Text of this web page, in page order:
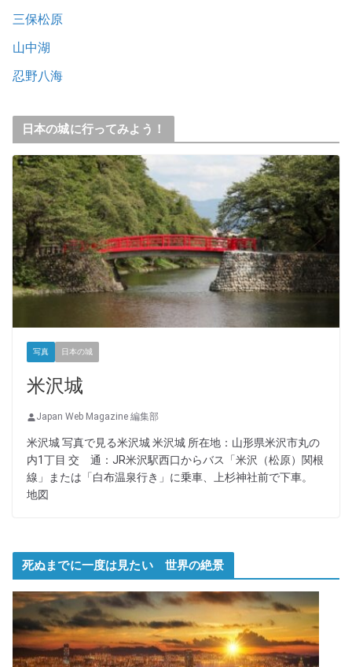
三保松原
山中湖
忍野八海
日本の城に行ってみよう！
写真 日本の城
米沢城
Japan Web Magazine 編集部
米沢城 写真で見る米沢城 米沢城 所在地：山形県米沢市丸の
内1丁目 交 通：JR米沢駅西口からバス「米沢（松原）関根
線」または「白布温泉行き」に乗車、上杉神社前で下車。
地図
死ぬまでに一度は見たい 世界の絶景